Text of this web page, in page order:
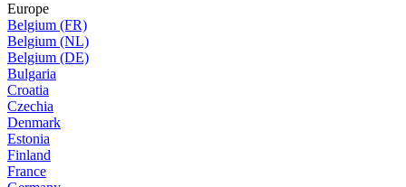
Europe
Belgium (FR)
Belgium (NL)
Belgium (DE)
Bulgaria
Croatia
Czechia
Denmark
Estonia
Finland
France